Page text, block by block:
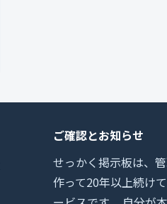
ご確認とお知らせ
せっかく掲示板は、
作って20年以上続け